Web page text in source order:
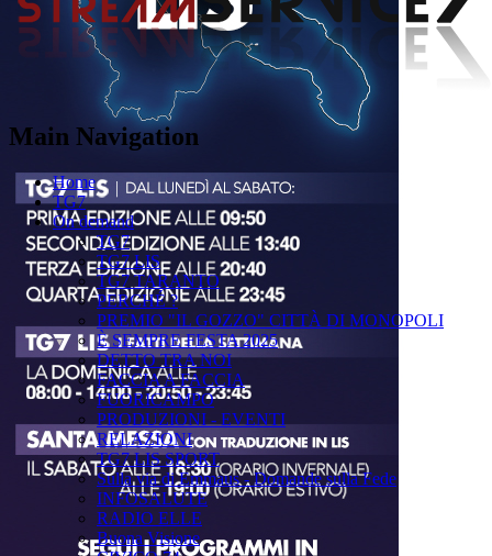
Main Navigation
Home
TG7
On demand
TG7
TG7 LIS
TG7 TARANTO
PERCHÉ ?
PREMIO "IL GOZZO" CITTÀ DI MONOPOLI
È SEMPRE FESTA 2025
DETTO TRA NOI
FACCIA A FACCIA
FUORICAMPO
PRODUZIONI - EVENTI
RELAZIONI
TG7 LIS SPORT
Sulla via di Emmaus - Domande sulla Fede
INFOSALUTE
RADIO ELLE
Buona Visione